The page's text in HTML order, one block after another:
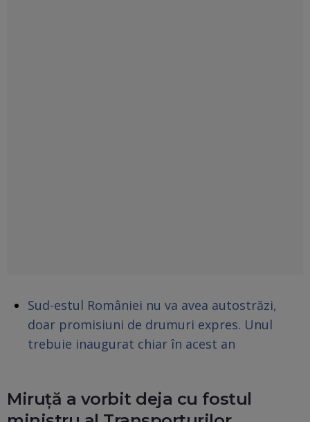
Sud-estul României nu va avea autostrăzi,
doar promisiuni de drumuri expres. Unul
trebuie inaugurat chiar în acest an
Miruță a vorbit deja cu fostul